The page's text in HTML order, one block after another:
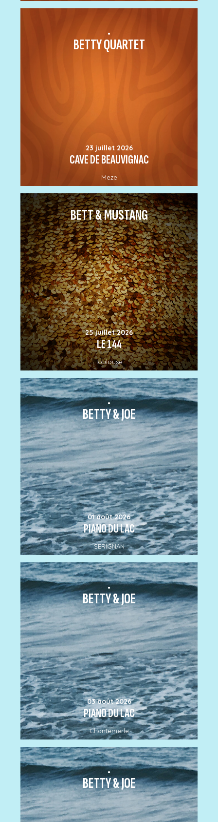
.
BETTY QUARTET
23 juillet 2026
CAVE DE BEAUVIGNAC
Meze
BETT & MUSTANG
25 juillet 2026
LE 144
Toulouse
.
BETTY & JOE
01 août 2026
PIANO DU LAC
SERIGNAN
.
BETTY & JOE
03 août 2026
PIANO DU LAC
Chantemerle
.
BETTY & JOE